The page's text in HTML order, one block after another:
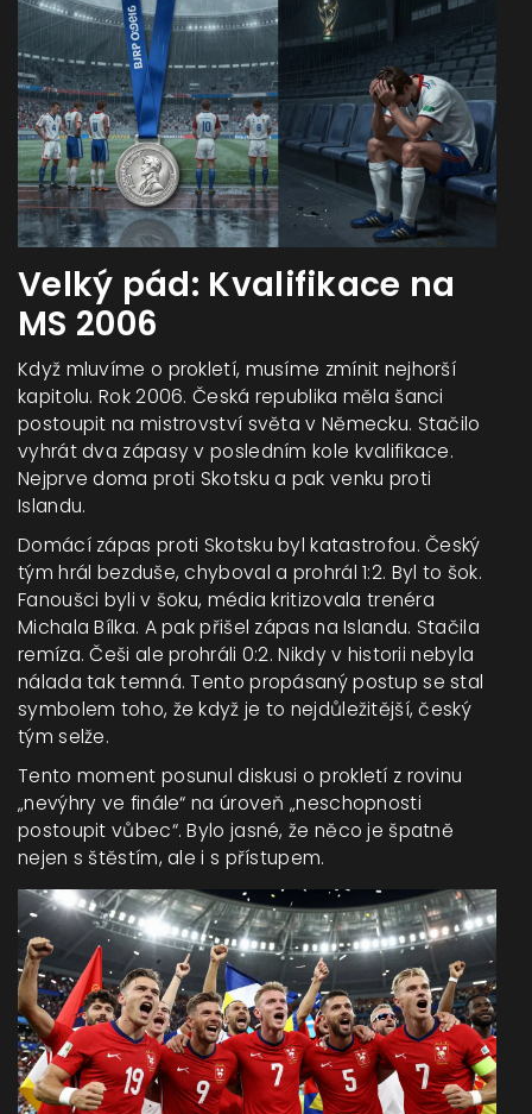
Velký pád: Kvalifikace na
MS 2006
Když mluvíme o prokletí, musíme zmínit nejhorší
kapitolu. Rok 2006. Česká republika měla šanci
postoupit na mistrovství světa v Německu. Stačilo
vyhrát dva zápasy v posledním kole kvalifikace.
Nejprve doma proti Skotsku a pak venku proti
Islandu.
Domácí zápas proti Skotsku byl katastrofou. Český
tým hrál bezduše, chyboval a prohrál 1:2. Byl to šok.
Fanoušci byli v šoku, média kritizovala trenéra
Michala Bílka. A pak přišel zápas na Islandu. Stačila
remíza. Češi ale prohráli 0:2. Nikdy v historii nebyla
nálada tak temná. Tento propásaný postup se stal
symbolem toho, že když je to nejdůležitější, český
tým selže.
Tento moment posunul diskusi o prokletí z rovinu
„nevýhry ve finále“ na úroveň „neschopnosti
postoupit vůbec“. Bylo jasné, že něco je špatně
nejen s štěstím, ale i s přístupem.